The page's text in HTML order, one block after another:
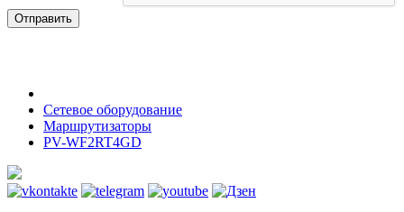
Отправить
Сетевое оборудование
Маршрутизаторы
PV-WF2RT4GD